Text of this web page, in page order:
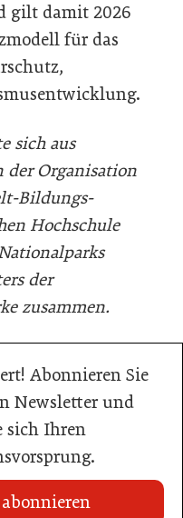
gilt damit 2026
für das
sich aus
der Organisation
Bildungs-
Hochschule
der
zusammen.
Abonnieren Sie
Newsletter und
sich Ihren